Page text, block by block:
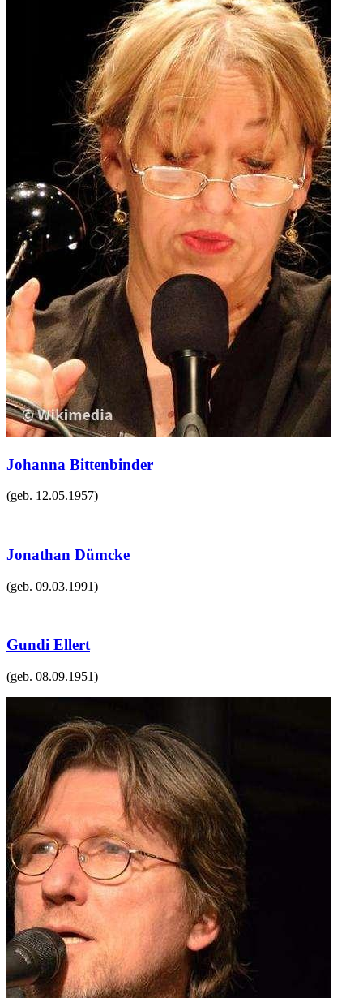
Johanna Bittenbinder
(geb. 12.05.1957)
Jonathan Dümcke
(geb. 09.03.1991)
Gundi Ellert
(geb. 08.09.1951)